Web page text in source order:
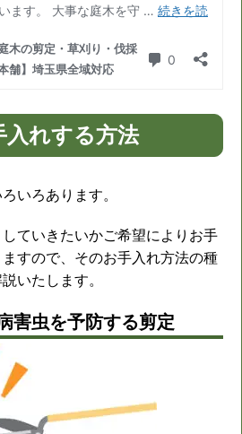
入れする方法
いろあります。
ていきたいかご希望によりお手
すので、そのお手入れ方法の種
いたします。
害虫を予防する剪定